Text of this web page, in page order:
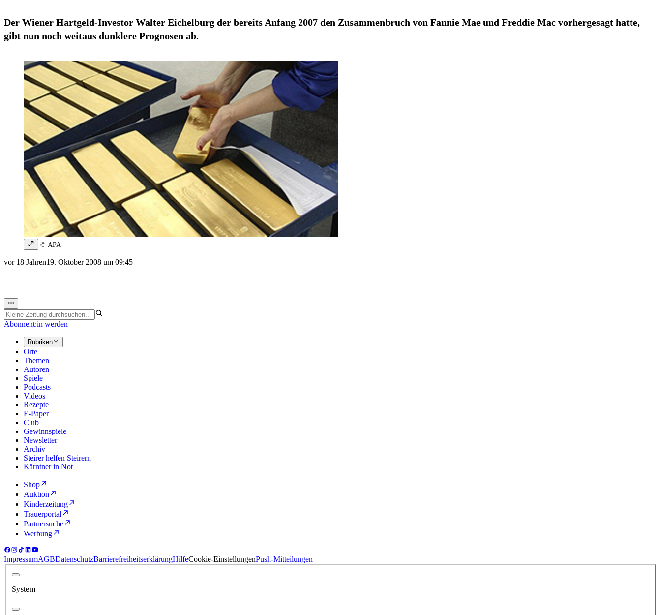
Der Wiener Hartgeld-Investor Walter Eichelburg der bereits Anfang 2007 den Zusammenbruch von Fannie Mae und Freddie Mac vorhergesagt hatte,
gibt nun noch weitaus dunklere Prognosen ab.
© APA
vor 18 Jahren19. Oktober 2008 um 09:45
Abonnent:in werden
Rubriken
Orte
Themen
Autoren
Spiele
Podcasts
Videos
Rezepte
E-Paper
Club
Gewinnspiele
Newsletter
Archiv
Steirer helfen Steirern
Kärntner in Not
Shop
Auktion
Kinderzeitung
Trauerportal
Partnersuche
Werbung
ImpressumAGBDatenschutzBarrierefreiheitserklärungHilfeCookie-EinstellungenPush-Mitteilungen
System